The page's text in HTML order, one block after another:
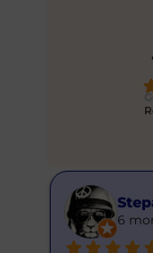
Stepan
6 months